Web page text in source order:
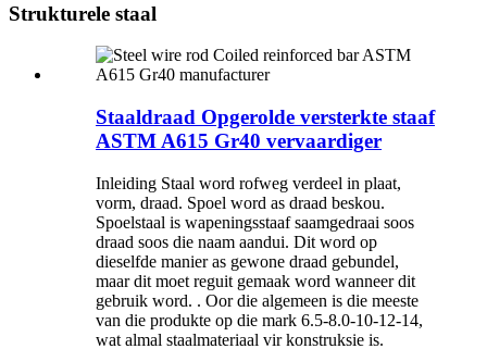
Strukturele staal
Staaldraad Opgerolde versterkte staaf
ASTM A615 Gr40 vervaardiger
Inleiding Staal word rofweg verdeel in plaat,
vorm, draad. Spoel word as draad beskou.
Spoelstaal is wapeningsstaaf saamgedraai soos
draad soos die naam aandui. Dit word op
dieselfde manier as gewone draad gebundel,
maar dit moet reguit gemaak word wanneer dit
gebruik word. . Oor die algemeen is die meeste
van die produkte op die mark 6.5-8.0-10-12-14,
wat almal staalmateriaal vir konstruksie is.